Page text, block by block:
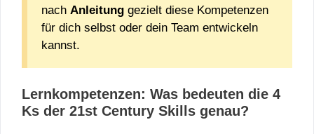
nach Anleitung gezielt diese Kompetenzen
für dich selbst oder dein Team entwickeln
kannst.
Lernkompetenzen: Was bedeuten die 4
Ks der 21st Century Skills genau?